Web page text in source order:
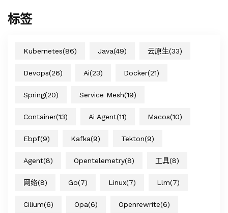
标签
Kubernetes(86) Java(49) 云原生(33)
Devops(26) Ai(23) Docker(21)
Spring(20) Service Mesh(19)
Container(13) Ai Agent(11) Macos(10)
Ebpf(9) Kafka(9) Tekton(9)
Agent(8) Opentelemetry(8) 工具(8)
网络(8) Go(7) Linux(7) Llm(7)
Cilium(6) Opa(6) Openrewrite(6)